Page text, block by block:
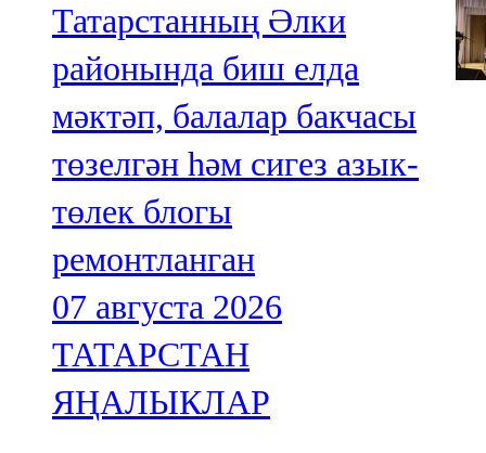
Татарстанның Әлки
районында биш елда
мәктәп, балалар бакчасы
төзелгән һәм сигез азык-
төлек блогы
ремонтланган
07 августа 2026
ТАТАРСТАН
ЯҢАЛЫКЛАР